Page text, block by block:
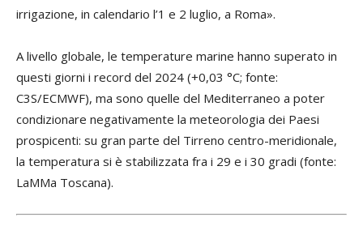
irrigazione, in calendario l’1 e 2 luglio, a Roma».
A livello globale, le temperature marine hanno superato in
questi giorni i record del 2024 (+0,03 °C; fonte:
C3S/ECMWF), ma sono quelle del Mediterraneo a poter
condizionare negativamente la meteorologia dei Paesi
prospicenti: su gran parte del Tirreno centro-meridionale,
la temperatura si è stabilizzata fra i 29 e i 30 gradi (fonte:
LaMMa Toscana).